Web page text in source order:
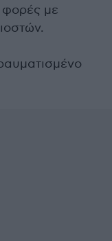
φορές με